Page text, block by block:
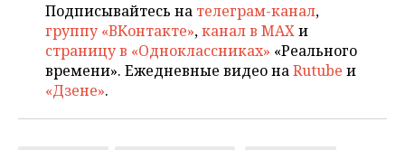
Подписывайтесь на телеграм-канал,
группу «ВКонтакте»,канал в MAXи
страницу в «Одноклассниках» «Реального
времени». Ежедневные видео наRutube и
«Дзене».